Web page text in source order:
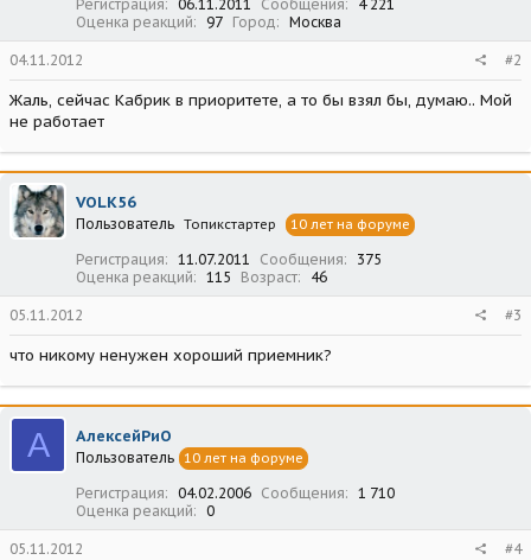
Регистрация 06.11.2011 Сообщения
4 221
Оценка реакций
97 Город Москва
04.11.2012 #2
Жаль, сейчас Кабрик в приоритете, а то бы взял бы, думаю.. Мой
не работает
VOLK56
Пользователь Топикстартер 10 лет на форуме
Регистрация 11.07.2011 Сообщения
375
Оценка реакций
115 Возраст 46
05.11.2012 #3
что никому ненужен хороший приемник?
А АлексейРиО
Пользователь 10 лет на форуме
Регистрация 04.02.2006 Сообщения
1 710
Оценка реакций
0
05.11.2012 #4